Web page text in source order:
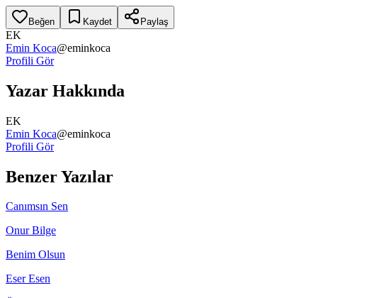
Beğen Kaydet Paylaş
EK
Emin Koca@eminkoca
Profili Gör
Yazar Hakkında
EK
Emin Koca@eminkoca
Profili Gör
Benzer Yazılar
Canımsın Sen
Onur Bilge
Benim Olsun
Eser Esen